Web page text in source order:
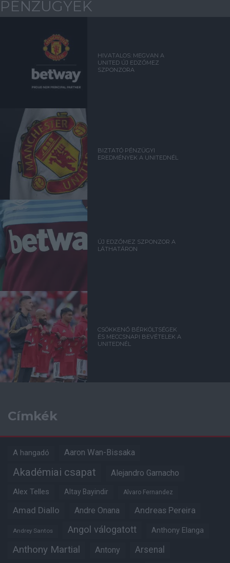
PÉNZÜGYEK
HIVATALOS: MEGVAN A
UNITED ÚJ EDZŐMEZ
SZPONZORA
BIZTATÓ PÉNZÜGYI
EREDMÉNYEK A UNITEDNÉL
ÚJ EDZŐMEZ SZPONZOR A
LÁTHATÁRON
CSÖKKENŐ BÉRKÖLTSÉGEK
ÉS MECCSNAPI BEVÉTELEK A
UNITEDNÉL
Címkék
A hangadó Aaron Wan-Bissaka
Akadémiai csapat Alejandro Garnacho
Alex Telles Altay Bayindir Alvaro Fernandez
Amad Diallo Andre Onana Andreas Pereira
Andrey Santos Angol válogatott Anthony Elanga
Anthony Martial Antony Arsenal